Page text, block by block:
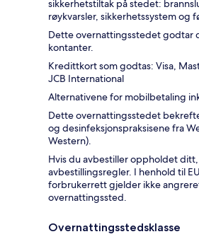
sikkerhetstiltak på stedet:
røykvarsler, sikkerhetssystem og
Dette overnattingsstedet godtar
kontanter.
Kredittkort som godtas: Visa,
JCB International
Alternativene for mobilbetaling
Dette overnattingsstedet
og desinfeksjonspraksisene fra
Western).
Hvis du avbestiller oppholdet
avbestillingsregler. I henhold til
forbrukerrett gjelder ikke
overnattingssted.
Overnattingsstedsklasse